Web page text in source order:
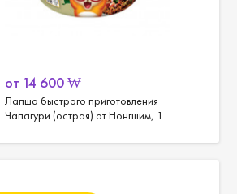
от 14 600₩
Лапша быстрого приготовления
Чапагури (острая) от Нонгшим, 16